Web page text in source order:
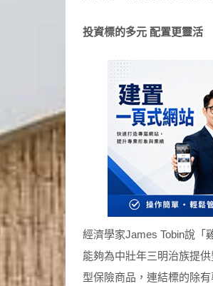
投資標的多元 配置更靈活
經濟學家James Tobin說「
能夠為中壯年三明治族提
型保險商品，連結標的除